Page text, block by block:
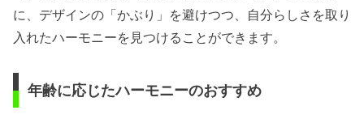
に、デザインの「かぶり」を避けつつ、自分らしさを取り
入れたハーモニーを見つけることができます。
年齢に応じたハーモニーのおすすめ